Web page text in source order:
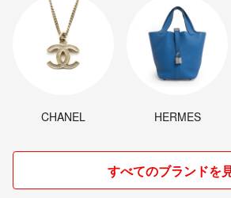
CHANEL HERMES
すべてのブランドを